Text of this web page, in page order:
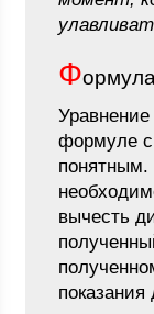
Ф
формуле
понятным.
вычесть